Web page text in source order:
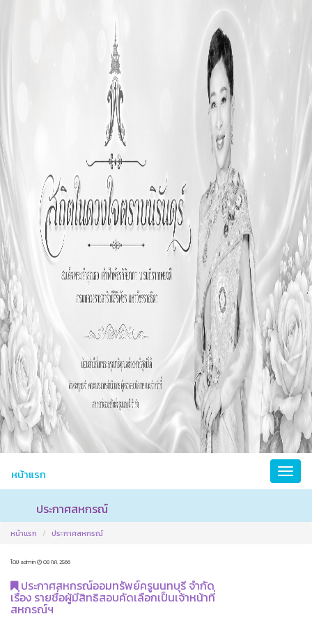
หน้าแรก
ประกาศสหกรณ์
หน้าแรก ประกาศสหกรณ์
โดย admin 08 ก.ค. 2566
ประกาศสหกรณ์ออมทรัพย์ครูนนทบุรี จำกัด
เรื่อง รายชื่อผู้มีสิทธิสอบคัดเลือกเป็นเจ้าหน้าที่
สหกรณ์ฯ